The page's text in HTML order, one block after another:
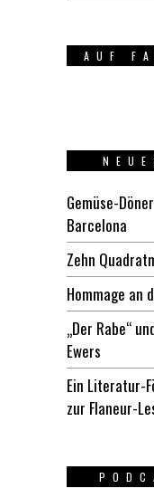
AUF
Gemüse-
Barcelona
Zehn
Hommage an
„Der Rabe“
Ewers
Ein Literatur-
zur Flaneur-